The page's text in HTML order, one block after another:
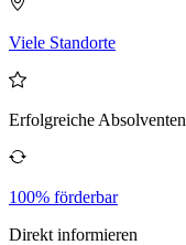
Viele Standorte
Erfolgreiche Absolventen
100% förderbar
Direkt informieren